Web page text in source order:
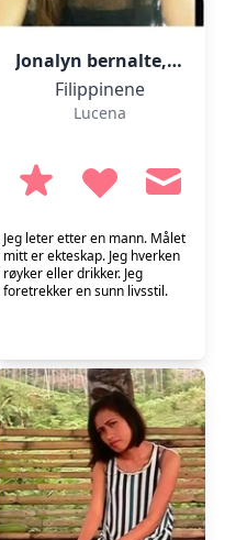
Jonalyn bernalte,
32
Filippinene
Lucena
Jeg leter etter en mann. Målet
mitt er ekteskap. Jeg hverken
røyker eller drikker. Jeg
foretrekker en sunn livsstil.